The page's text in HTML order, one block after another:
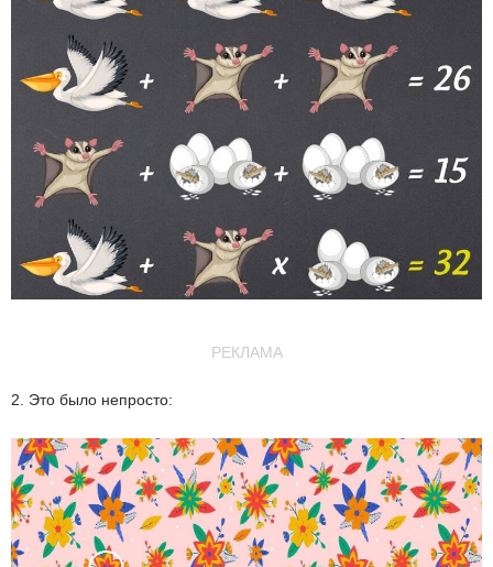
РЕКЛАМА
2. Это было непросто: